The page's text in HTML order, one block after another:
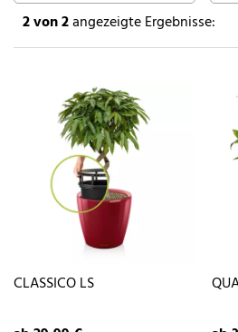
2von 2angezeigte Ergebnisse:
CLASSICO LS